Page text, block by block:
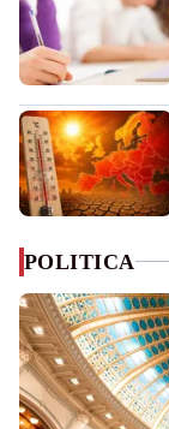
POLITICA